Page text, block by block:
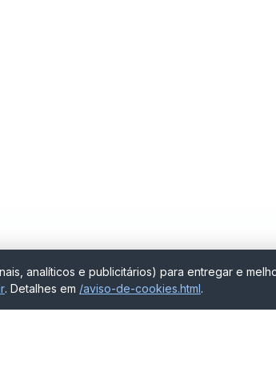
analíticos e publicitários) para entregar e
. Detalhes em /aviso-de-cookies.html.